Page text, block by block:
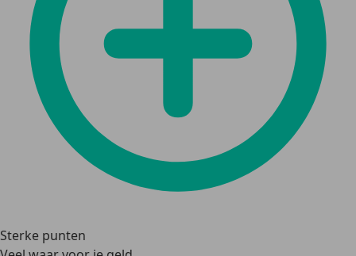
Sterke punten